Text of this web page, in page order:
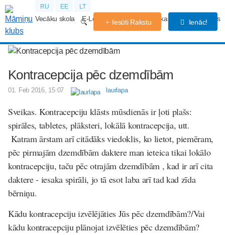
RU EE LT
Vecāku skola E-Lekcijas Grūtniecības kalendārs Forums
Iesūti Rakstu Ienāc!
Kontracepcija pēc dzemdībām
01. Feb 2016, 15:07 laurlapa
Sveikas. Kontracepciju klāsts mūsdienās ir ļoti plašs:
spirāles, tabletes, plāksteri, lokālā kontracepcija, utt.
Katram ārstam arī citādāks viedoklis, ko lietot, piemēram,
pēc pirmajām dzemdībām daktere man ieteica tikai lokālo
kontracepciju, taču pēc otrajām dzemdībām , kad ir arī cita
daktere - iesaka spirāli, jo tā esot laba arī tad kad zīda
bērniņu.
Kādu kontracepciju izvēlējāties Jūs pēc dzemdībām?/Vai
kādu kontracepciju plānojat izvēlēties pēc dzemdībām?